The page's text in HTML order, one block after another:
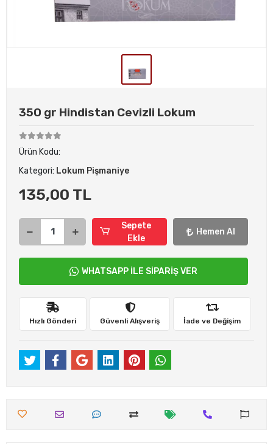
350 gr Hindistan Cevizli Lokum
Ürün Kodu:
Kategori: Lokum Pişmaniye
135,00 TL
Sepete
Ekle
Hemen Al
WHATSAPP İLE SİPARİŞ VER
Hızlı Gönderi Güvenli Alışveriş İade ve Değişim